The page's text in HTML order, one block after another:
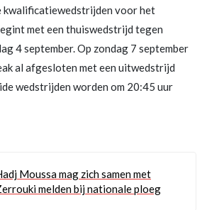
kwalificatiewedstrijden voor het
met een thuiswedstrijd tegen
4 september. Op zondag 7 september
al afgesloten met een uitwedstrijd
wedstrijden worden om 20:45 uur
Moussa mag zich samen met
melden bij nationale ploeg